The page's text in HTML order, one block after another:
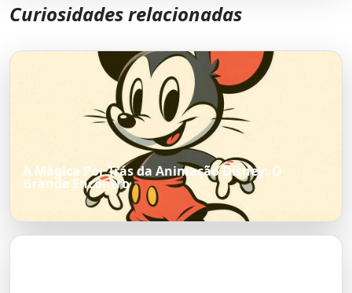
Curiosidades relacionadas
A Mágica Por Trás da Animação Disney: O
Grande Encontro